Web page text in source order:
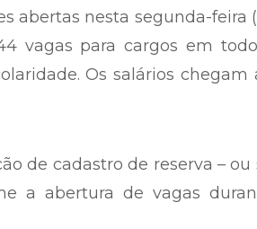
abertas nesta segunda-feira
vagas para cargos em
Os salários chegam
de cadastro de reserva – ou
a abertura de vagas